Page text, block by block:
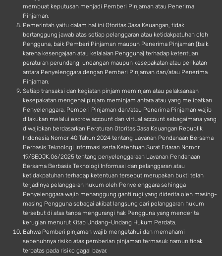
membuat keputusan menjadi Pemberi Pinjaman atau Penerima
Pinjaman.
Pemerintah yaitu dalam hal ini Otoritas Jasa Keuangan, tidak
bertanggung jawab atas setiap pelanggaran atau ketidakpatuhan oleh
Pengguna, baik Pemberi Pinjaman maupun Penerima Pinjaman (baik
karena kesengajaan atau kelalaian Pengguna) terhadap ketentuan
peraturan perundang-undangan maupun kesepakatan atau perikatan
antara Penyelenggara dengan Pemberi Pinjaman dan/atau Penerima
Pinjaman.
Setiap transaksi dan kegiatan pinjam meminjam atau pelaksanaan
kesepakatan mengenai pinjam meminjam antara atau yang melibatkan
Penyelenggara, Pemberi Pinjaman dan/atau Penerima Pinjaman wajib
dilakukan melalui escrow account dan virtual account sebagaimana yang
diwajibkan berdasarkan Peraturan Otoritas Jasa Keuangan Republik
Indonesia Nomor 40 Tahun 2024 tentang Layanan Pendanaan Bersama
Berbasis Teknologi Informasi serta Ketentuan Surat Edaran Nomor
19/SEOJK.06/2025 tentang penyelenggaraan Layanan Pendanaan
Bersama Berbasis Teknologi Informasi dan pelanggaran atau
ketidakpatuhan terhadap ketentuan tersebut merupakan bukti telah
terjadinya pelanggaran hukum oleh Penyelenggara sehingga
Penyelenggara wajib menanggung ganti rugi yang diderita oleh masing-
masing Pengguna sebagai akibat langsung dari pelanggaran hukum
tersebut di atas tanpa mengurangi hak Pengguna yang menderita
kerugian menurut Kitab Undang-Undang Hukum Perdata.
Bahwa Pemberi pinjaman wajib mengetahui dan memahami
sepenuhnya risiko atas pemberian pinjaman termasuk namun tidak
terbatas pada risiko gagal bayar.